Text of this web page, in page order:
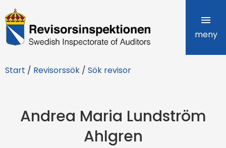
R
e
i
meny
Start / Revisorssök / Sök revisor
Andrea Maria Lundström
Ahlgren